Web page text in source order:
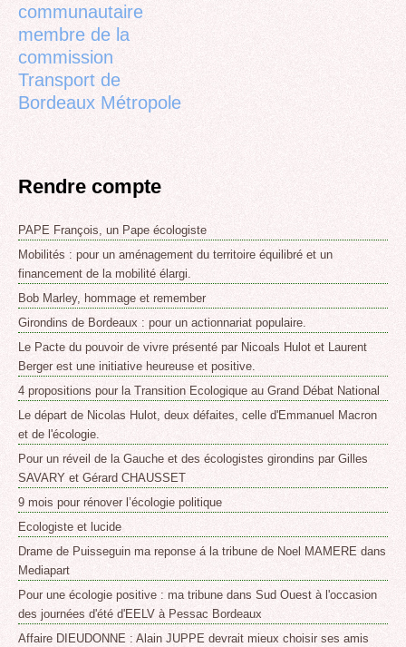
communautaire
membre de la
commission
Transport de
Bordeaux Métropole
Rendre compte
PAPE François, un Pape écologiste
Mobilités : pour un aménagement du territoire équilibré et un
financement de la mobilité élargi.
Bob Marley, hommage et remember
Girondins de Bordeaux : pour un actionnariat populaire.
Le Pacte du pouvoir de vivre présenté par Nicoals Hulot et Laurent
Berger est une initiative heureuse et positive.
4 propositions pour la Transition Ecologique au Grand Débat National
Le départ de Nicolas Hulot, deux défaites, celle d'Emmanuel Macron
et de l'écologie.
Pour un réveil de la Gauche et des écologistes girondins par Gilles
SAVARY et Gérard CHAUSSET
9 mois pour rénover l’écologie politique
Ecologiste et lucide
Drame de Puisseguin ma reponse á la tribune de Noel MAMERE dans
Mediapart
Pour une écologie positive : ma tribune dans Sud Ouest à l'occasion
des journées d'été d'EELV à Pessac Bordeaux
Affaire DIEUDONNE : Alain JUPPE devrait mieux choisir ses amis